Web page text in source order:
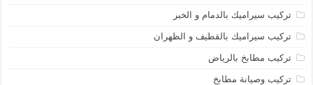
تركيب سيراميك بالدمام و الخبر
تركيب سيراميك بالقطيف و الظهران
تركيب مطابخ بالرياض
تركيب وصيانة مطابخ